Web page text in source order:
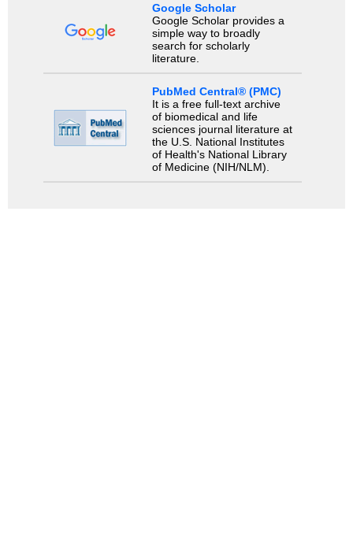
Google Scholar
Google Scholar provides a
simple way to broadly
search for scholarly
literature.
PubMed Central® (PMC)
It is a free full-text archive
of biomedical and life
sciences journal literature at
the U.S. National Institutes
of Health's National Library
of Medicine (NIH/NLM).